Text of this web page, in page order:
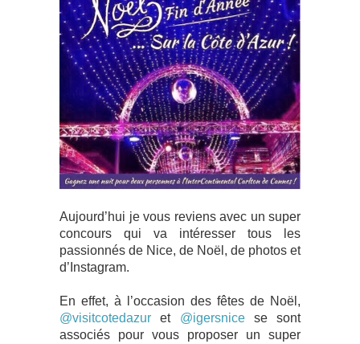
Aujourd’hui je vous reviens avec un super
concours qui va intéresser tous les
passionnés de Nice, de Noël, de photos et
d’Instagram.
En effet, à l’occasion des fêtes de Noël,
@visitcotedazur et @igersnicese sont
associés pour vous proposer un super